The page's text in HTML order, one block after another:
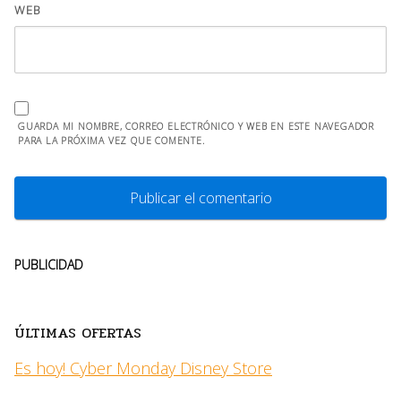
WEB
GUARDA MI NOMBRE, CORREO ELECTRÓNICO Y WEB EN ESTE NAVEGADOR
PARA LA PRÓXIMA VEZ QUE COMENTE.
PUBLICIDAD
ÚLTIMAS OFERTAS
Es hoy! Cyber Monday Disney Store